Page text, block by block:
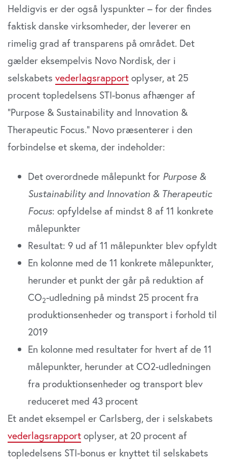
Heldigvis er der også lyspunkter – for der findes
faktisk danske virksomheder, der leverer en
rimelig grad af transparens på området. Det
gælder eksempelvis Novo Nordisk, der i
selskabets vederlagsrapport oplyser, at 25
procent topledelsens STI-bonus afhænger af
”Purpose & Sustainability and Innovation &
Therapeutic Focus.” Novo præsenterer i den
forbindelse et skema, der indeholder:
Det overordnede målepunkt for Purpose &
Sustainability and Innovation & Therapeutic
Focus: opfyldelse af mindst 8 af 11 konkrete
målepunkter
Resultat: 9 ud af 11 målepunkter blev opfyldt
En kolonne med de 11 konkrete målepunkter,
herunder et punkt der går på reduktion af
CO2-udledning på mindst 25 procent fra
produktionsenheder og transport i forhold til
2019
En kolonne med resultater for hvert af de 11
målepunkter, herunder at CO2-udledningen
fra produktionsenheder og transport blev
reduceret med 43 procent
Et andet eksempel er Carlsberg, der i selskabets
vederlagsrapport oplyser, at 20 procent af
topledelsens STI-bonus er knyttet til selskabets